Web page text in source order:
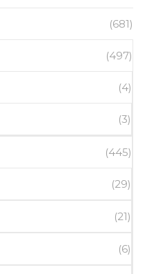
(681)
(497)
(4)
(3)
(445)
(29)
(21)
(6)